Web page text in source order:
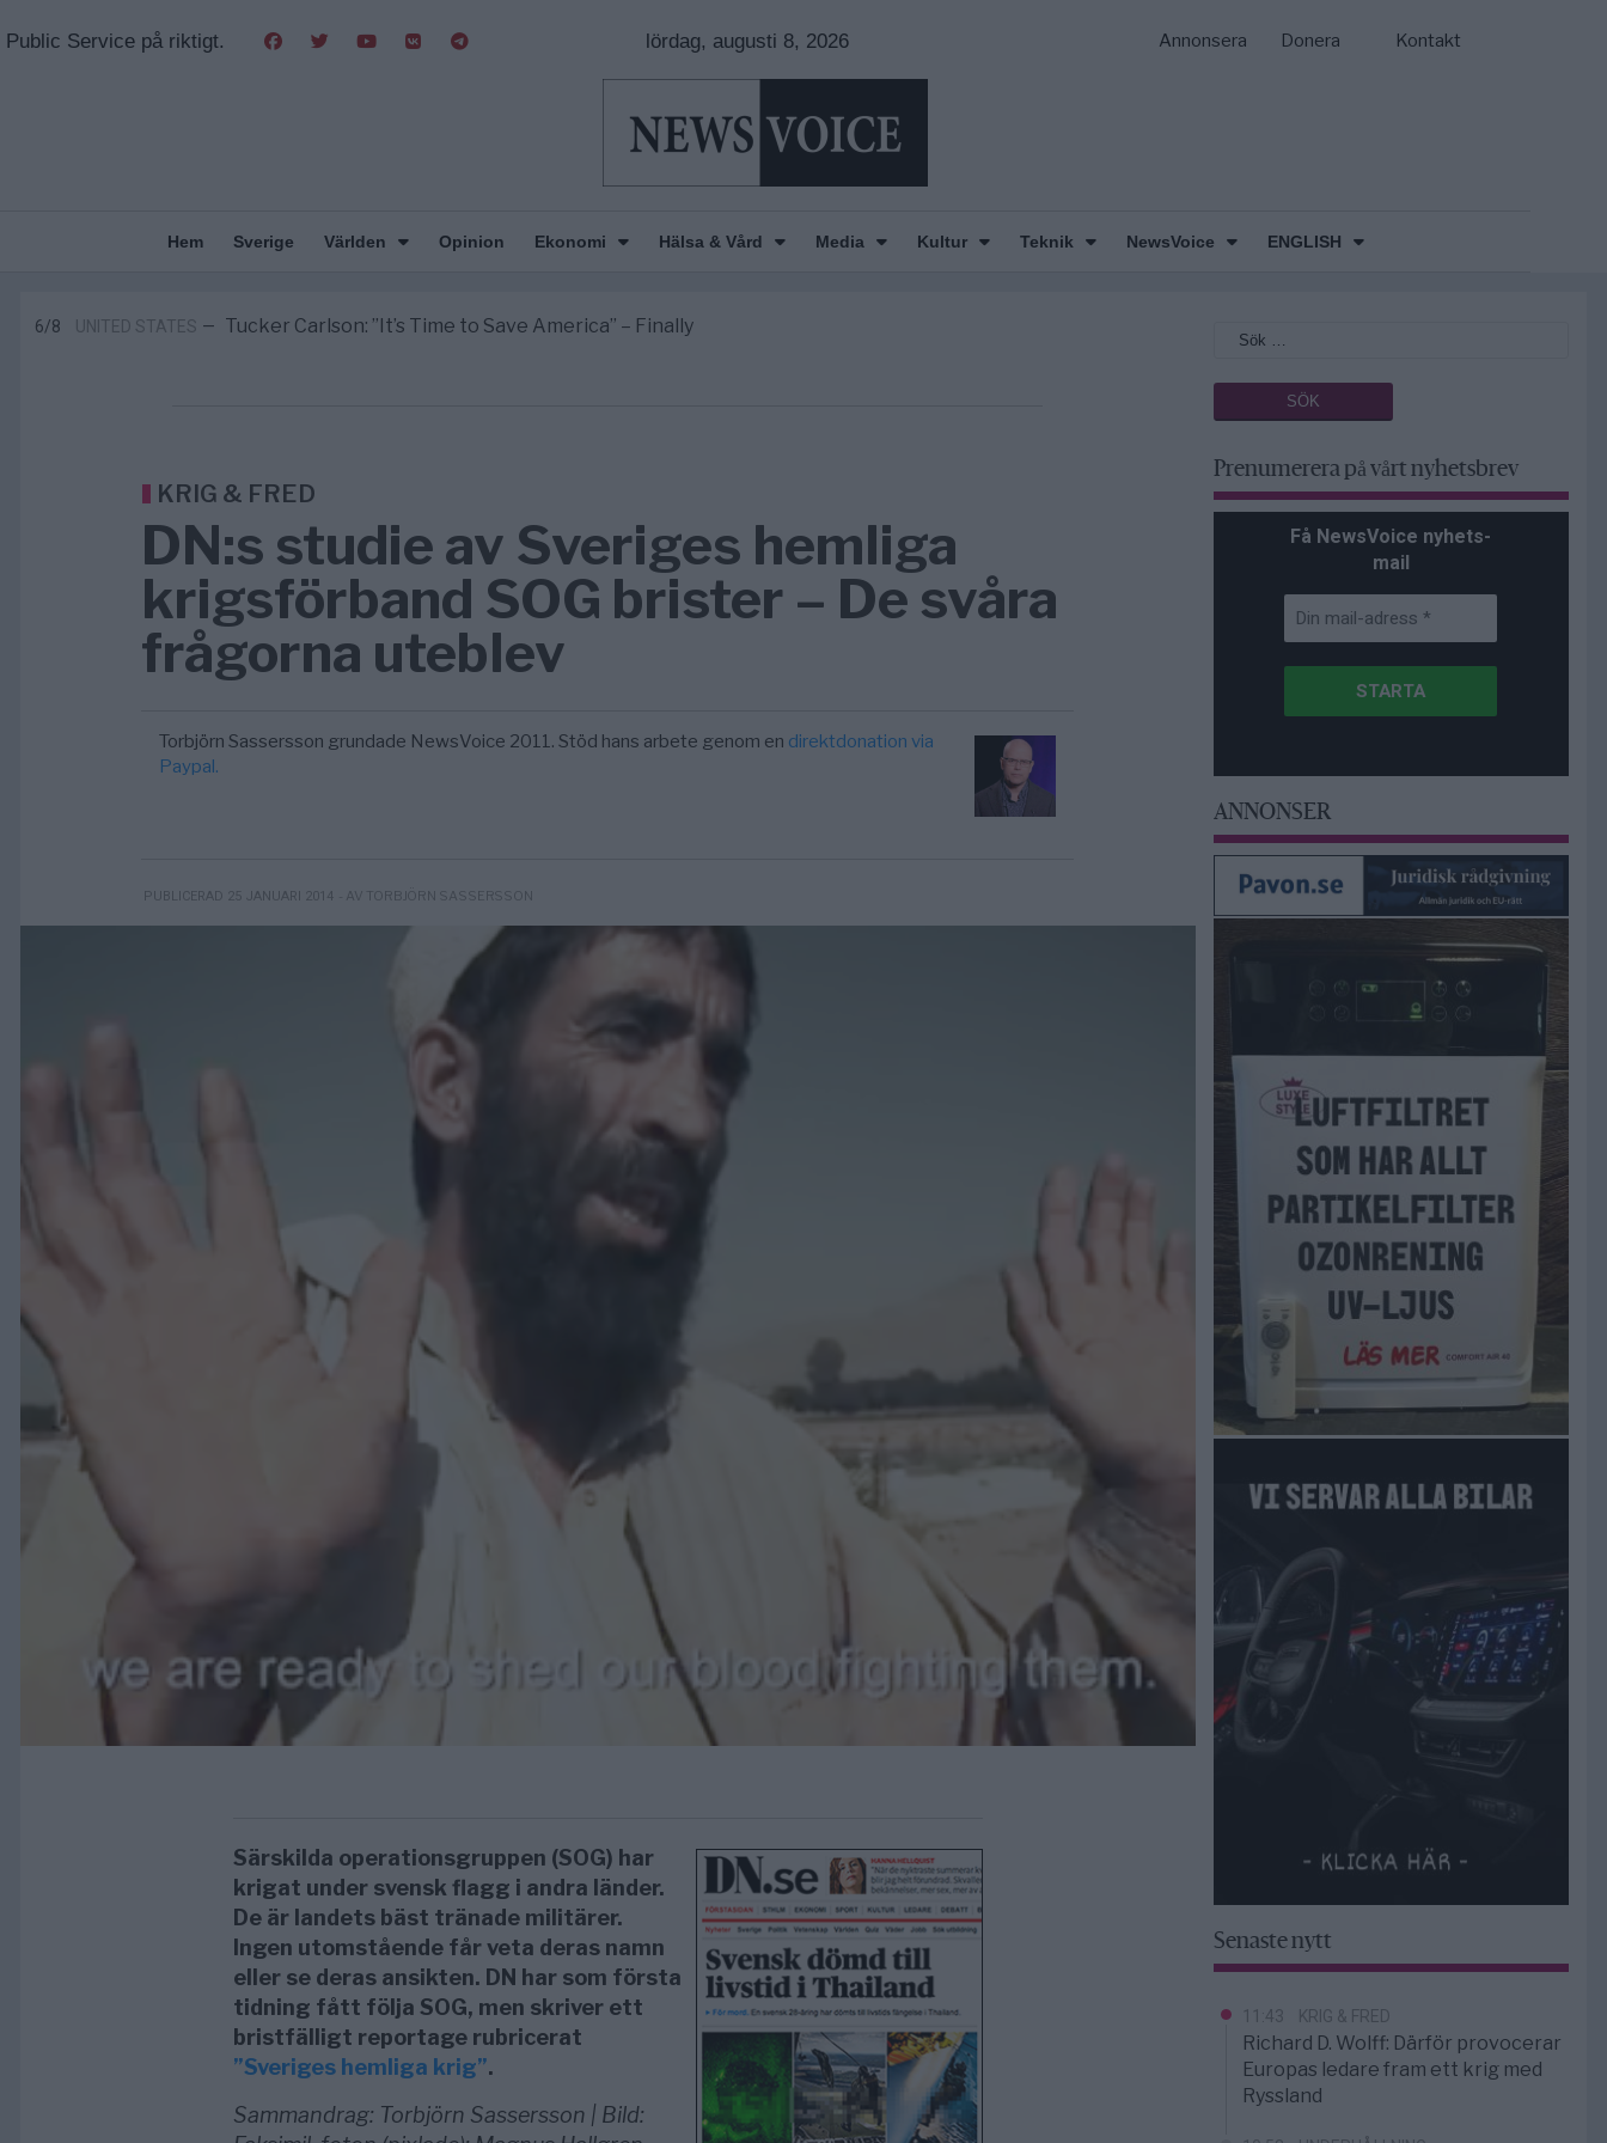
Public Service på riktigt. lördag, augusti 8, 2026 Annonsera Donera Kontakt
Hem Sverige Världen Opinion Ekonomi Hälsa & Vård Media Kultur Teknik NewsVoice ENGLISH
KRIG & FRED — Richard D. Wolff: Därför provocerar Europas ledare fram ett krig med Ryssland
5/8 OPINION — Elsa Widding: Risken att dras in i krig borde avgöra all utrikespolitik
KRIG & FRED
DN:s studie av Sveriges hemliga
krigsförband SOG brister – De svåra
frågorna uteblev
Torbjörn Sassersson grundade NewsVoice 2011. Stöd hans arbete genom en direktdonation via
Paypal.
PUBLICERAD 25 JANUARI 2014 - AV TORBJÖRN SASSERSSON
Särskilda operationsgruppen (SOG) har
krigat under svensk flagg i andra länder.
De är landets bäst tränade militärer.
Ingen utomstående får veta deras namn
eller se deras ansikten. DN har som första
tidning fått följa SOG, men skriver ett
bristfälligt reportage rubricerat
”Sveriges hemliga krig”.
Sammandrag: Torbjörn Sassersson | Bild:
Prenumerera på vårt nyhetsbrev
Få NewsVoice nyhets-
mail
ANNONSER
Senaste nytt
11:43 KRIG & FRED
Richard D. Wolff: Därför provocerar
Europas ledare fram ett krig med
Ryssland